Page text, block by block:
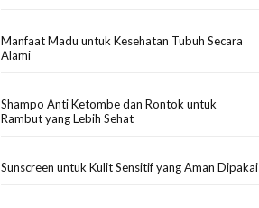
Manfaat Madu untuk Kesehatan Tubuh Secara
Alami
Shampo Anti Ketombe dan Rontok untuk
Rambut yang Lebih Sehat
Sunscreen untuk Kulit Sensitif yang Aman Dipakai